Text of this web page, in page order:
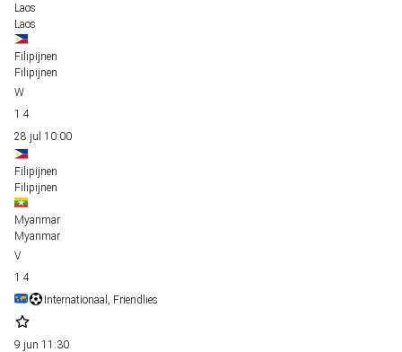
Laos
Laos
Filipijnen
Filipijnen
1 4
28 jul 10:00
Filipijnen
Filipijnen
Myanmar
Myanmar
1 4
Internationaal, Friendlies
9 jun 11:30